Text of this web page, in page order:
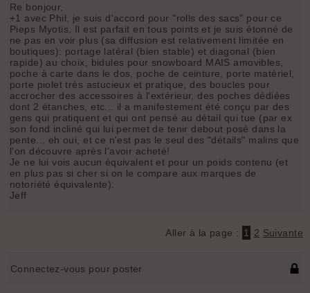
Re bonjour,
+1 avec Phil, je suis d'accord pour "rolls des sacs" pour ce
Pieps Myotis. Il est parfait en tous points et je suis étonné de
ne pas en voir plus (sa diffusion est relativement limitée en
boutiques): portage latéral (bien stable) et diagonal (bien
rapide) au choix, bidules pour snowboard MAIS amovibles,
poche à carte dans le dos, poche de ceinture, porte matériel,
porte piolet très astucieux et pratique, des boucles pour
accrocher des accessoires à l'extérieur, des poches dédiées
dont 2 étanches, etc... il a manifestement été conçu par des
gens qui pratiquent et qui ont pensé au détail qui tue (par ex
son fond incliné qui lui permet de tenir debout posé dans la
pente... eh oui, et ce n'est pas le seul des "détails" malins que
l'on découvre après l'avoir acheté!
Je ne lui vois aucun équivalent et pour un poids contenu (et
en plus pas si cher si on le compare aux marques de
notoriété équivalente).
Jeff
Aller à la page : 1 2 Suivante
Connectez-vous pour poster